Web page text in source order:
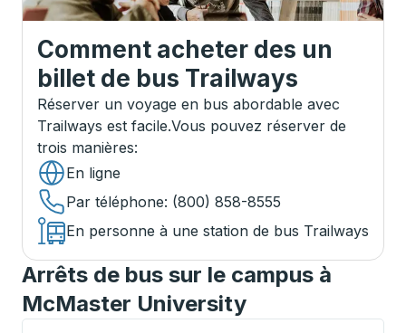
Comment acheter des un
billet de bus Trailways
Réserver un voyage en bus abordable avec
Trailways est facile.Vous pouvez réserver de
trois manières:
En ligne
Par téléphone: (800) 858-8555
En personne à une station de bus Trailways
Arrêts de bus sur le campus à
McMaster University